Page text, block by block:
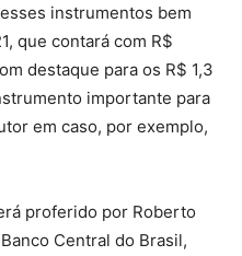
instrumentos bem
que contará com R$
destaque para os R$ 1,3
importante para
em caso, por exemplo,
proferido por Roberto
Central do Brasil,